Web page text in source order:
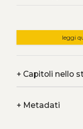
leggi
+Capitoli nello
+Metadati